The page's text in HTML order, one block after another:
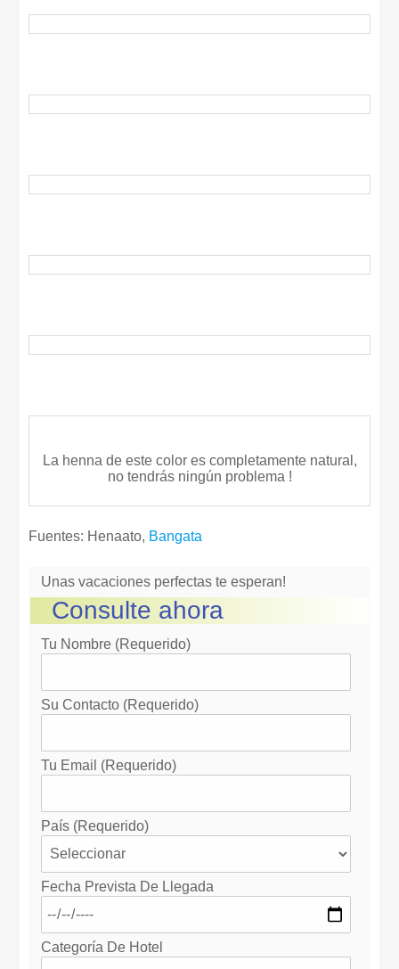
La henna de este color es completamente natural,
no tendrás ningún problema !
Fuentes: Henaato, Bangata
Unas vacaciones perfectas te esperan!
Consulte ahora
Tu Nombre (requerido)
Su Contacto (requerido)
Tu Email (requerido)
País (requerido)
Fecha Prevista De Llegada
Categoría De Hotel